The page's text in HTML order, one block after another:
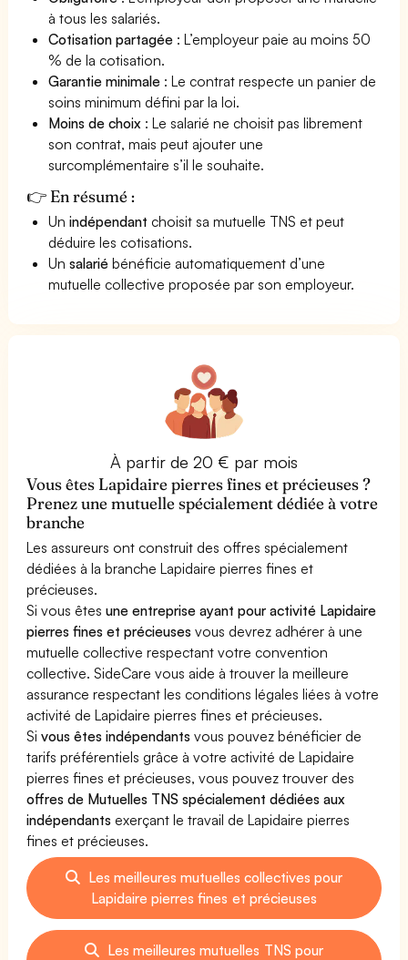
à tous les salariés.
Cotisation partagée : L’employeur paie au moins 50
% de la cotisation.
Garantie minimale : Le contrat respecte un panier de
soins minimum défini par la loi.
Moins de choix : Le salarié ne choisit pas librement
son contrat, mais peut ajouter une
surcomplémentaire s’il le souhaite.
👉 En résumé :
Unindépendant choisit sa mutuelle TNS et peut
déduire les cotisations.
Unsalarié bénéficie automatiquement d’une
mutuelle collective proposée par son employeur.
À partir de 20 € par mois
Vous êtes Lapidaire pierres fines et précieuses ?
Prenez une mutuelle spécialement dédiée à votre
branche
Les assureurs ont construit des offres spécialement
dédiées à la branche Lapidaire pierres fines et
précieuses.
Si vous êtesune entreprise ayant pour activité Lapidaire
pierres fines et précieuses vous devrez adhérer à une
mutuelle collective respectant votre convention
collective. SideCare vous aide à trouver la meilleure
assurance respectant les conditions légales liées à votre
activité de Lapidaire pierres fines et précieuses.
Sivous êtes indépendants vous pouvez bénéficier de
tarifs préférentiels grâce à votre activité de Lapidaire
pierres fines et précieuses, vous pouvez trouver des
offres de Mutuelles TNS spécialement dédiées aux
indépendants exerçant le travail de Lapidaire pierres
fines et précieuses.
Les meilleures mutuelles collectives pour
Lapidaire pierres fines et précieuses
Les meilleures mutuelles TNS pour